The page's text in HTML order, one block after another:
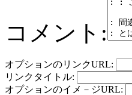
コメント:
オプションのリンクURL:
リンクタイトル:
オプションのイメ－ジURL: